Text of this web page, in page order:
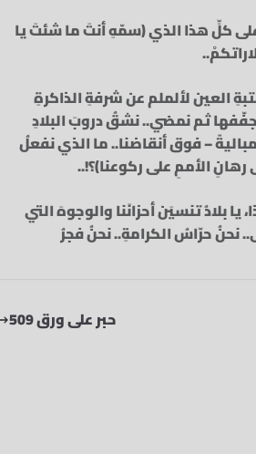
كلِّ هذا الذي (سمّهِ أنتَ ما شئتَ يا
العين لألملم عن شرفةِ الذاكرةِ
ثم نمضي.. نشقُ دروبَ البلادِ
– فوق أنقاضنا.. ما الذي نفعلُ
رهانِ الأممِ على ركوعنا)؟!..
بلادُ تنسيَن أحزانَنا والوجوهَ التي
نحنُ حرّاسُ الكرامةِ.. نحنُ فجرُ
حبر على ورق 509